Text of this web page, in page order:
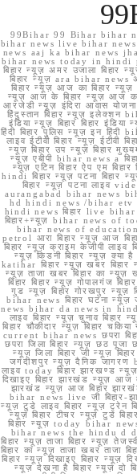
99Bihar 99 Bihar bihar
bihar news live bihar
news aaj ka bihar news
bihar news today in hindi
बिहार न्यूज़ अमर उजाला बिहार
बिहार न्यूज़ ara bihar
बिहार न्यूज़ आज का बिहार
न्यूज़ आज के बिहार न्यूज़ आज का
आरजेडी न्यूज़ इंदिरा आवास
हिंदुस्तान बिहार न्यूज़
इंडिया न्यूज़ बिहार बिहार
हिंदी बिहार पुलिस न्यूज़ इन हिंदी
लाइव ईटीवी बिहार न्यूज़
न्यूज़ बिहार उप न्यूज़ बिहार
न्यूज़ एबीपी bihar news a
न्यूज़ एटिन बिहार ऐप एम
hindi बिहार न्यूज़ पटना बिहार
बिहार न्यूज़ पटना लाइव
aurangabad bihar news
hd hindi news /bihar
hindi news बिहार live
बिहार+न्यूज़ bihar news of
bihar news of
petrol आरा बिहार न्यूज़ आज
बिहार न्यूज़ क्राइम केजीपी लाइव
न्यूज़ किडनी बिहार न्यूज़ क्या
katihar बिहार न्यूज़ खबर बिहार
न्यूज़ ताजा खबर बिहार का न्यूज़
बिहार बिहार न्यूज़ गोपालगंज
गुड न्यूज़ बिहार गोरखपुर न्यूज़
bihar news बिहार घटना न्यूज़
news bihar da news in
लाइव बिहार न्यूज़ चुनाव बिहार
बिहार चौकीदार न्यूज़ बिहार
current bihar news छपरा
छपरा जिला बिहार न्यूज़ छठ पूजा
न्यूज़ जिला बिहार जी न्यूज़
जगदीशपुर न्यूज़ दैनिक जागरण
लाइव today बिहार झारखण्ड
दिखाइए बिहार झारखंड न्यूज़ आज
झारखंड न्यूज़ आज बिहार
bihar news live जी बिहार-
न्यूज़ टुडे लाइव बिहार न्यूज़ ट्रेन
न्यूज़ बिहार टीचर न्यूज़ टुडे
बिहार न्यूज़ today bihar
bihar news the hindu d d
बिहार न्यूज़ ताजा बिहार न्यूज़
बिहार का न्यूज़ ताजा खबर ताजा
बिहार न्यूज़ दिखाइए बिहार न्यूज़
न्यूज़ देखना है बिहार न्यूज़ दो